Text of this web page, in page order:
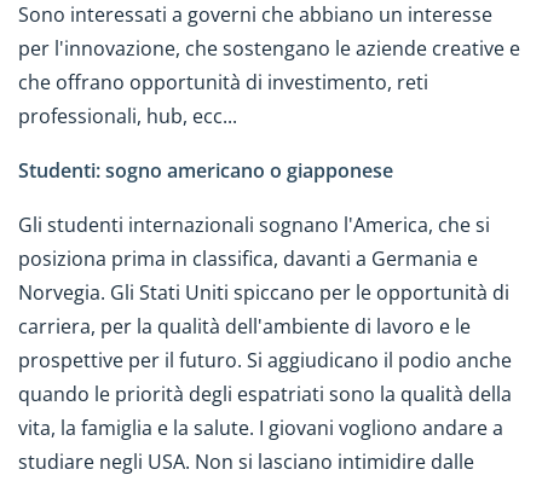
Sono interessati a governi che abbiano un interesse
per l'innovazione, che sostengano le aziende creative e
che offrano opportunità di investimento, reti
professionali, hub, ecc...
Studenti: sogno americano o giapponese
Gli studenti internazionali sognano l'America, che si
posiziona prima in classifica, davanti a Germania e
Norvegia. Gli Stati Uniti spiccano per le opportunità di
carriera, per la qualità dell'ambiente di lavoro e le
prospettive per il futuro. Si aggiudicano il podio anche
quando le priorità degli espatriati sono la qualità della
vita, la famiglia e la salute. I giovani vogliono andare a
studiare negli USA. Non si lasciano intimidire dalle